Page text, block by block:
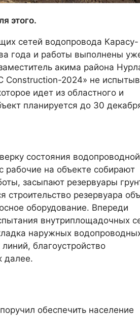
этого.
сетей водопровода Карасу-
года и работы выполнены
акима района
2024» не
идет из областного и
планируется до 30
состояния
рабочие на объекте собирают
засыпают резервуары
строительство резервуара
оборудование. Впереди
внутриплощадочных
наружных
благоустройство
далее.
обеспечить население